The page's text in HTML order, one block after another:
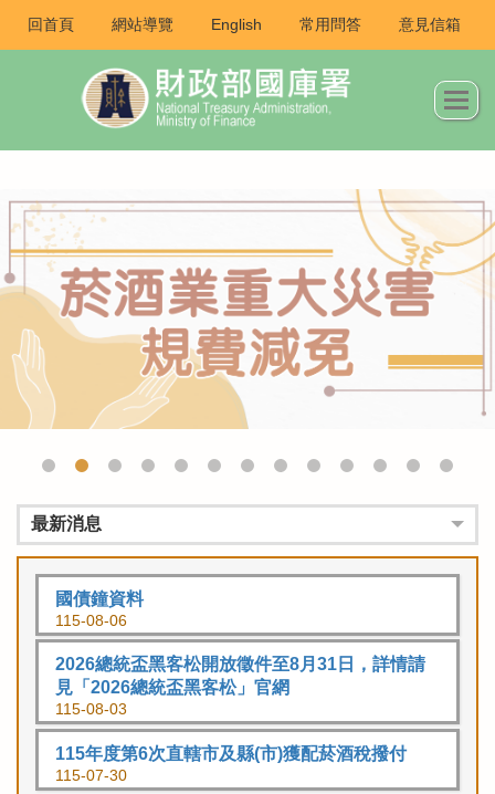
回首頁 網站導覽 English 常用問答 意見信箱
最新消息
國債鐘資料
115-08-06
2026總統盃黑客松開放徵件至8月31日，詳情請
見「2026總統盃黑客松」官網
115-08-03
115年度第6次直轄市及縣(市)獲配菸酒稅撥付
115-07-30